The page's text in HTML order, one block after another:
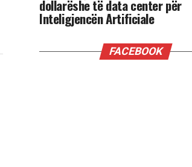
dollarëshe të data center për
Inteligjencën Artificiale
FACEBOOK